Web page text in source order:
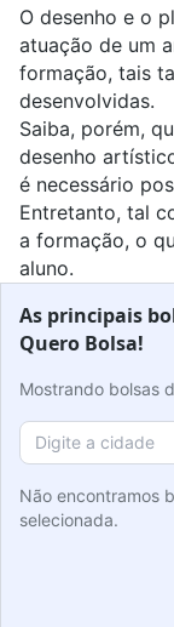
O desenho e o
atuação de um
formação, tais
desenvolvidas.
Saiba, porém,
desenho
é necessário
Entretanto, tal
a formação, o
aluno.
As principais
Quero Bolsa!
Mostrando bolsas
Não encontramos
selecionada.